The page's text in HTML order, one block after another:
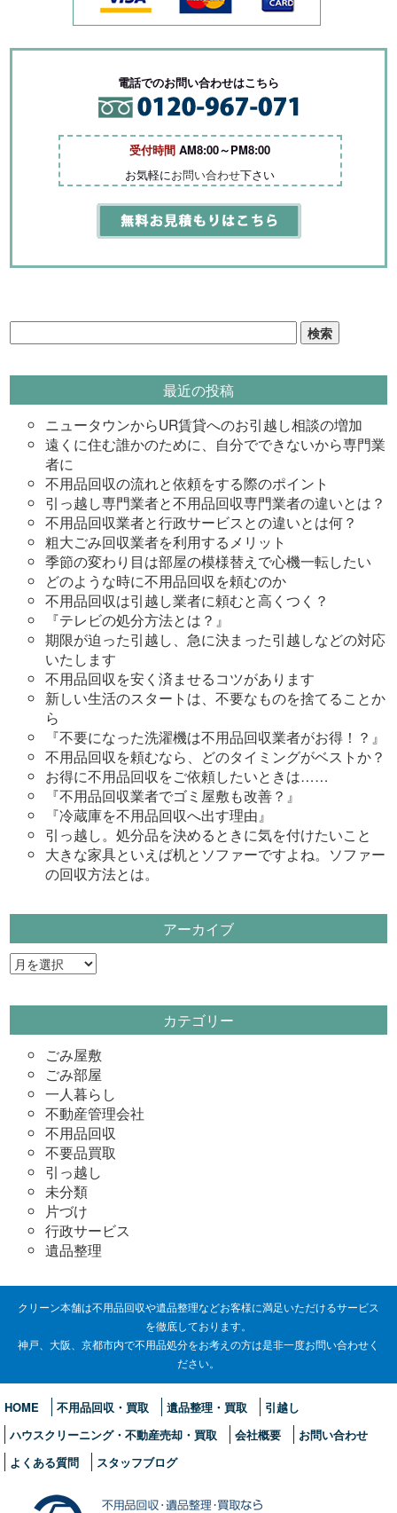
電話でのお問い合わせはこちら
受付時間 AM8:00～PM8:00
お気軽にお問い合わせ下さい
最近の投稿
ニュータウンからUR賃貸へのお引越し相談の増加
遠くに住む誰かのために、自分でできないから専門業
者に
不用品回収の流れと依頼をする際のポイント
引っ越し専門業者と不用品回収専門業者の違いとは？
不用品回収業者と行政サービスとの違いとは何？
粗大ごみ回収業者を利用するメリット
季節の変わり目は部屋の模様替えで心機一転したい
どのような時に不用品回収を頼むのか
不用品回収は引越し業者に頼むと高くつく？
『テレビの処分方法とは？』
期限が迫った引越し、急に決まった引越しなどの対応
いたします
不用品回収を安く済ませるコツがあります
新しい生活のスタートは、不要なものを捨てることか
ら
『不要になった洗濯機は不用品回収業者がお得！？』
不用品回収を頼むなら、どのタイミングがベストか？
お得に不用品回収をご依頼したいときは……
『不用品回収業者でゴミ屋敷も改善？』
『冷蔵庫を不用品回収へ出す理由』
引っ越し。処分品を決めるときに気を付けたいこと
大きな家具といえば机とソファーですよね。ソファー
の回収方法とは。
アーカイブ
ア
カ
カテゴリー
ごみ屋敷
ごみ部屋
一人暮らし
不動産管理会社
不用品回収
不要品買取
引っ越し
未分類
片づけ
行政サービス
遺品整理
クリーン本舗は不用品回収や遺品整理などお客様に満足いただけるサービス
を徹底しております。
神戸、大阪、京都市内で不用品処分をお考えの方は是非一度お問い合わせく
ださい。
HOME 不用品回収・買取 遺品整理・買取
引越し
ハウスクリーニング・不動産売却・買取
会社概要
お問い合わせ
よくある質問
スタッフブログ